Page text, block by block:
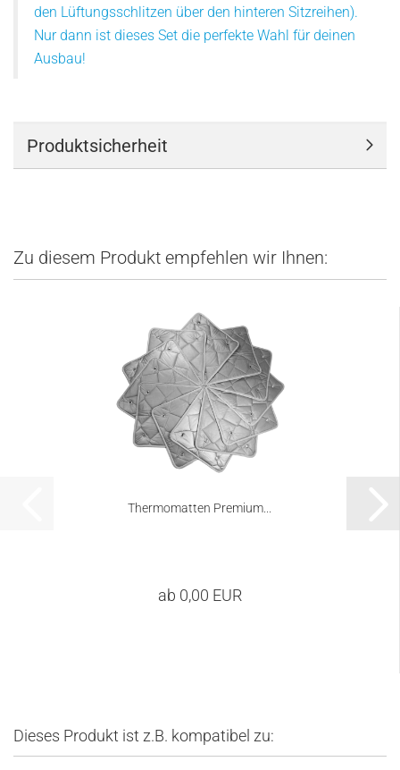
den Lüftungsschlitzen über den hinteren Sitzreihen).
Nur dann ist dieses Set die perfekte Wahl für deinen
Ausbau!
Produktsicherheit
Zu diesem Produkt empfehlen wir Ihnen:
Thermomatten Premium...
ab 0,00 EUR
Dieses Produkt ist z.B. kompatibel zu: